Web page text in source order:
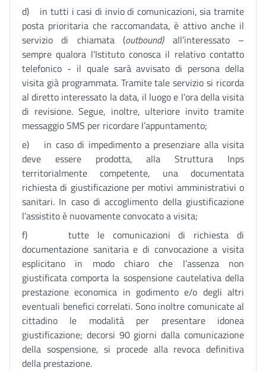
d) in tutti i casi di invio di comunicazioni, sia tramite
posta prioritaria che raccomandata, è attivo anche il
servizio di chiamata (outbound)all’interessato –
sempre qualora l’Istituto conosca il relativo contatto
telefonico - il quale sarà avvisato di persona della
visita già programmata. Tramite tale servizio si ricorda
al diretto interessato la data, il luogo e l’ora della visita
di revisione. Segue, inoltre, ulteriore invito tramite
messaggio SMS per ricordare l’appuntamento;
e) in caso di impedimento a presenziare alla visita
deve essere prodotta, alla Struttura Inps
territorialmente competente, una documentata
richiesta di giustificazione per motivi amministrativi o
sanitari. In caso di accoglimento della giustificazione
l’assistito è nuovamente convocato a visita;
f) tutte le comunicazioni di richiesta di
documentazione sanitaria e di convocazione a visita
esplicitano in modo chiaro che l’assenza non
giustificata comporta la sospensione cautelativa della
prestazione economica in godimento e/o degli altri
eventuali benefici correlati. Sono inoltre comunicate al
cittadino le modalità per presentare idonea
giustificazione; decorsi 90 giorni dalla comunicazione
della sospensione, si procede alla revoca definitiva
della prestazione.